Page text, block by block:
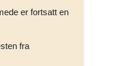
er fortsatt en
fra